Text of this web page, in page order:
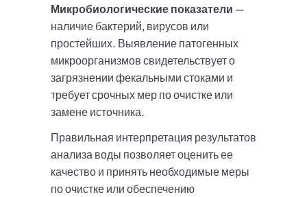
Микробиологические показатели —
наличие бактерий, вирусов или
простейших. Выявление патогенных
микроорганизмов свидетельствует о
загрязнении фекальными стоками и
требует срочных мер по очистке или
замене источника.
Правильная интерпретация результатов
анализа воды позволяет оценить ее
качество и принять необходимые меры
по очистке или обеспечению